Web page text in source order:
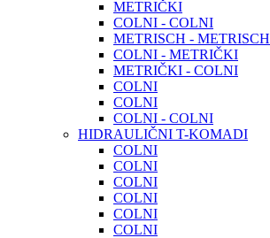
METRIČKI
COLNI - COLNI
METRISCH - METRISCH
COLNI - METRIČKI
METRIČKI - COLNI
COLNI
COLNI
COLNI - COLNI
HIDRAULIČNI T-KOMADI
COLNI
COLNI
COLNI
COLNI
COLNI
COLNI